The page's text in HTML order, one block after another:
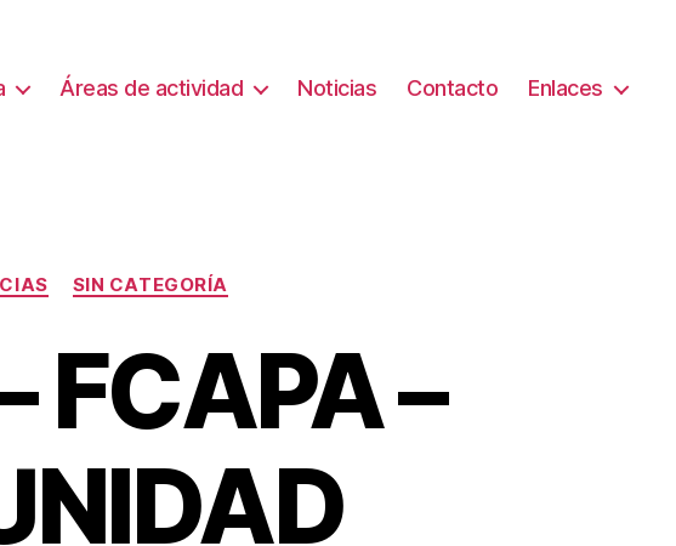
Áreas de actividad Noticias Contacto Enlaces
SIN CATEGORÍA
FCAPA –